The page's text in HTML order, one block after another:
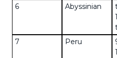
6 Abyssinian
7 Peru